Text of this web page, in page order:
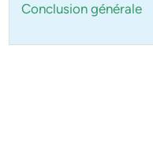
Conclusion générale